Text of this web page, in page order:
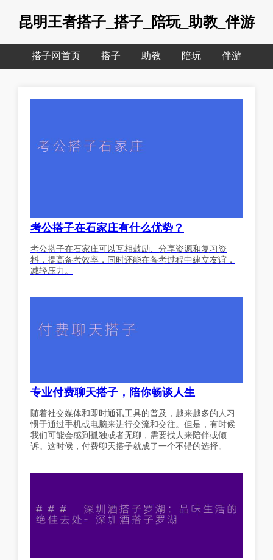
昆明王者搭子_搭子_陪玩_助教_伴游
搭子网首页 搭子 助教 陪玩 伴游
考公搭子在石家庄有什么优势？
考公搭子在石家庄可以互相鼓励、分享资源和复习资
料，提高备考效率，同时还能在备考过程中建立友谊，
减轻压力。
专业付费聊天搭子，陪你畅谈人生
随着社交媒体和即时通讯工具的普及，越来越多的人习
惯于通过手机或电脑来进行交流和交往。但是，有时候
我们可能会感到孤独或者无聊，需要找人来陪伴或倾
诉。这时候，付费聊天搭子就成了一个不错的选择。